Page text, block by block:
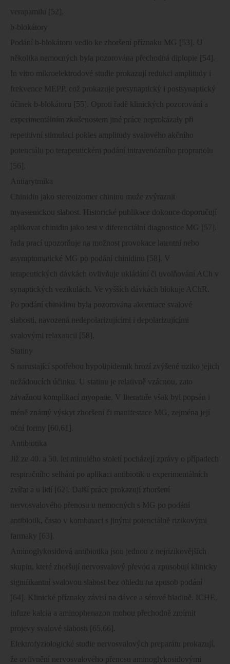
verapamilu [52].
b-blokátory
Podání b-blokátoru vedlo ke zhoršení příznaku MG [53]. U
několika nemocných byla pozorována přechodná diplopie [54].
In vitro mikroelektrodové studie prokazují redukci amplitudy i
frekvence MEPP, což prokazuje presynaptický i postsynaptický
účinek b-blokátoru [55]. Oproti řadě klinických pozorování a
experimentálním zkušenostem jiné práce neprokázaly při
repetitivní stimulaci pokles amplitudy svalového akčního
potenciálu po terapeutickém podání intravenózního propranolu
[56].
Antiarytmika
Chinidin jako stereoizomer chininu muže zvýraznit
myastenickou slabost. Historické publikace dokonce doporučují
aplikovat chinidin jako test v diferenciální diagnostice MG [57].
řada prací upozorňuje na možnost provokace latentní nebo
asymptomatické MG po podání chinidinu [58]. V
terapeutických dávkách ovlivňuje ukládání či uvolňování ACh v
synaptických vezikulách. Ve vyšších dávkách blokuje AChR.
Po podání chinidinu byla pozorována akcentace svalové
slabosti, navozená nedepolarizujícími i depolarizujícími
svalovými relaxancii [58].
Statiny
S narustající spotřebou hypolipidemik hrozí zvýšené riziko jejich
nežádoucích účinku. U statinu je relativně vzácnou, zato
závažnou komplikací myopatie. V literatuře však byl popsán i
méně známý výskyt zhoršení či manifestace MG, zejména její
oční formy [60,61].
Antibiotika
Již ze 40. a 50. let minulého století pocházejí zprávy o případech
respiračního selhání po aplikaci antibiotik u experimentálních
zvířat a u lidí [62]. Další práce prokazují zhoršení
nervosvalového přenosu u nemocných s MG po podání
antibiotik, často v kombinaci s jinými potenciálně rizikovými
farmaky [63].
Aminoglykosidová antibiotika jsou jednou z nejrizikovějších
skupin, které zhoršují nervosvalový převod a zpusobují klinicky
signifikantní svalovou slabost bez ohledu na zpusob podání
[64]. Klinické příznaky závisí na dávce a sérové hladině. ICHE,
infuze kalcia a aminophenazon mohou přechodně zmírnit
projevy svalové slabosti [65,66].
Elektrofyziologické studie nervosvalových preparátu prokazují,
že ovlivnění nervosvalového přenosu aminoglykosidovými